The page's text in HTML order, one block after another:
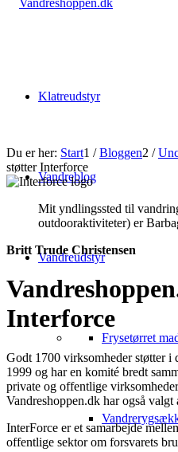
Klatreudstyr
Vandreblog
Vandreudstyr
Frysetørret
Du er her: Start1 / Bloggen2 /
støtter Interforce
Mit yndlingssted til
outdooraktiviteter) er
Britt Trude Christensen
Interforce
Godt 1700 virksomheder støtter i
1999 og har en komité bredt
private og offentlige
Vandreshoppen.dk har også valgt
InterForce er et samarbejde
offentlige sektor om forsvarets